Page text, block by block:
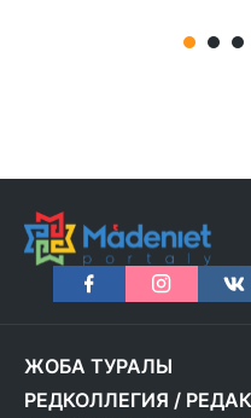
ЖОБА ТУРАЛЫ
РЕДКОЛЛЕГИЯ /